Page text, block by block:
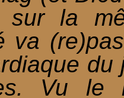
la
va
Vu le